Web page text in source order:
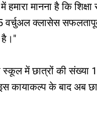
मानना है कि
वर्चुअल क्लासेस
है।"
स्कूल में छात्रों की
कायाकल्प के बाद अब